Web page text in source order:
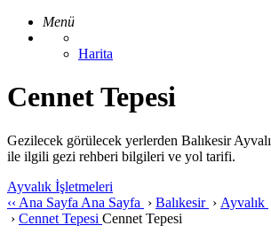
Menü
Harita
Cennet Tepesi
Gezilecek görülecek yerlerden Balıkesir
ile ilgili gezi rehberi bilgileri ve yol tarifi.
Ayvalık İşletmeleri
‹‹ Ana Sayfa Ana Sayfa › Balıkesir › Ayvalık
› Cennet Tepesi Cennet Tepesi